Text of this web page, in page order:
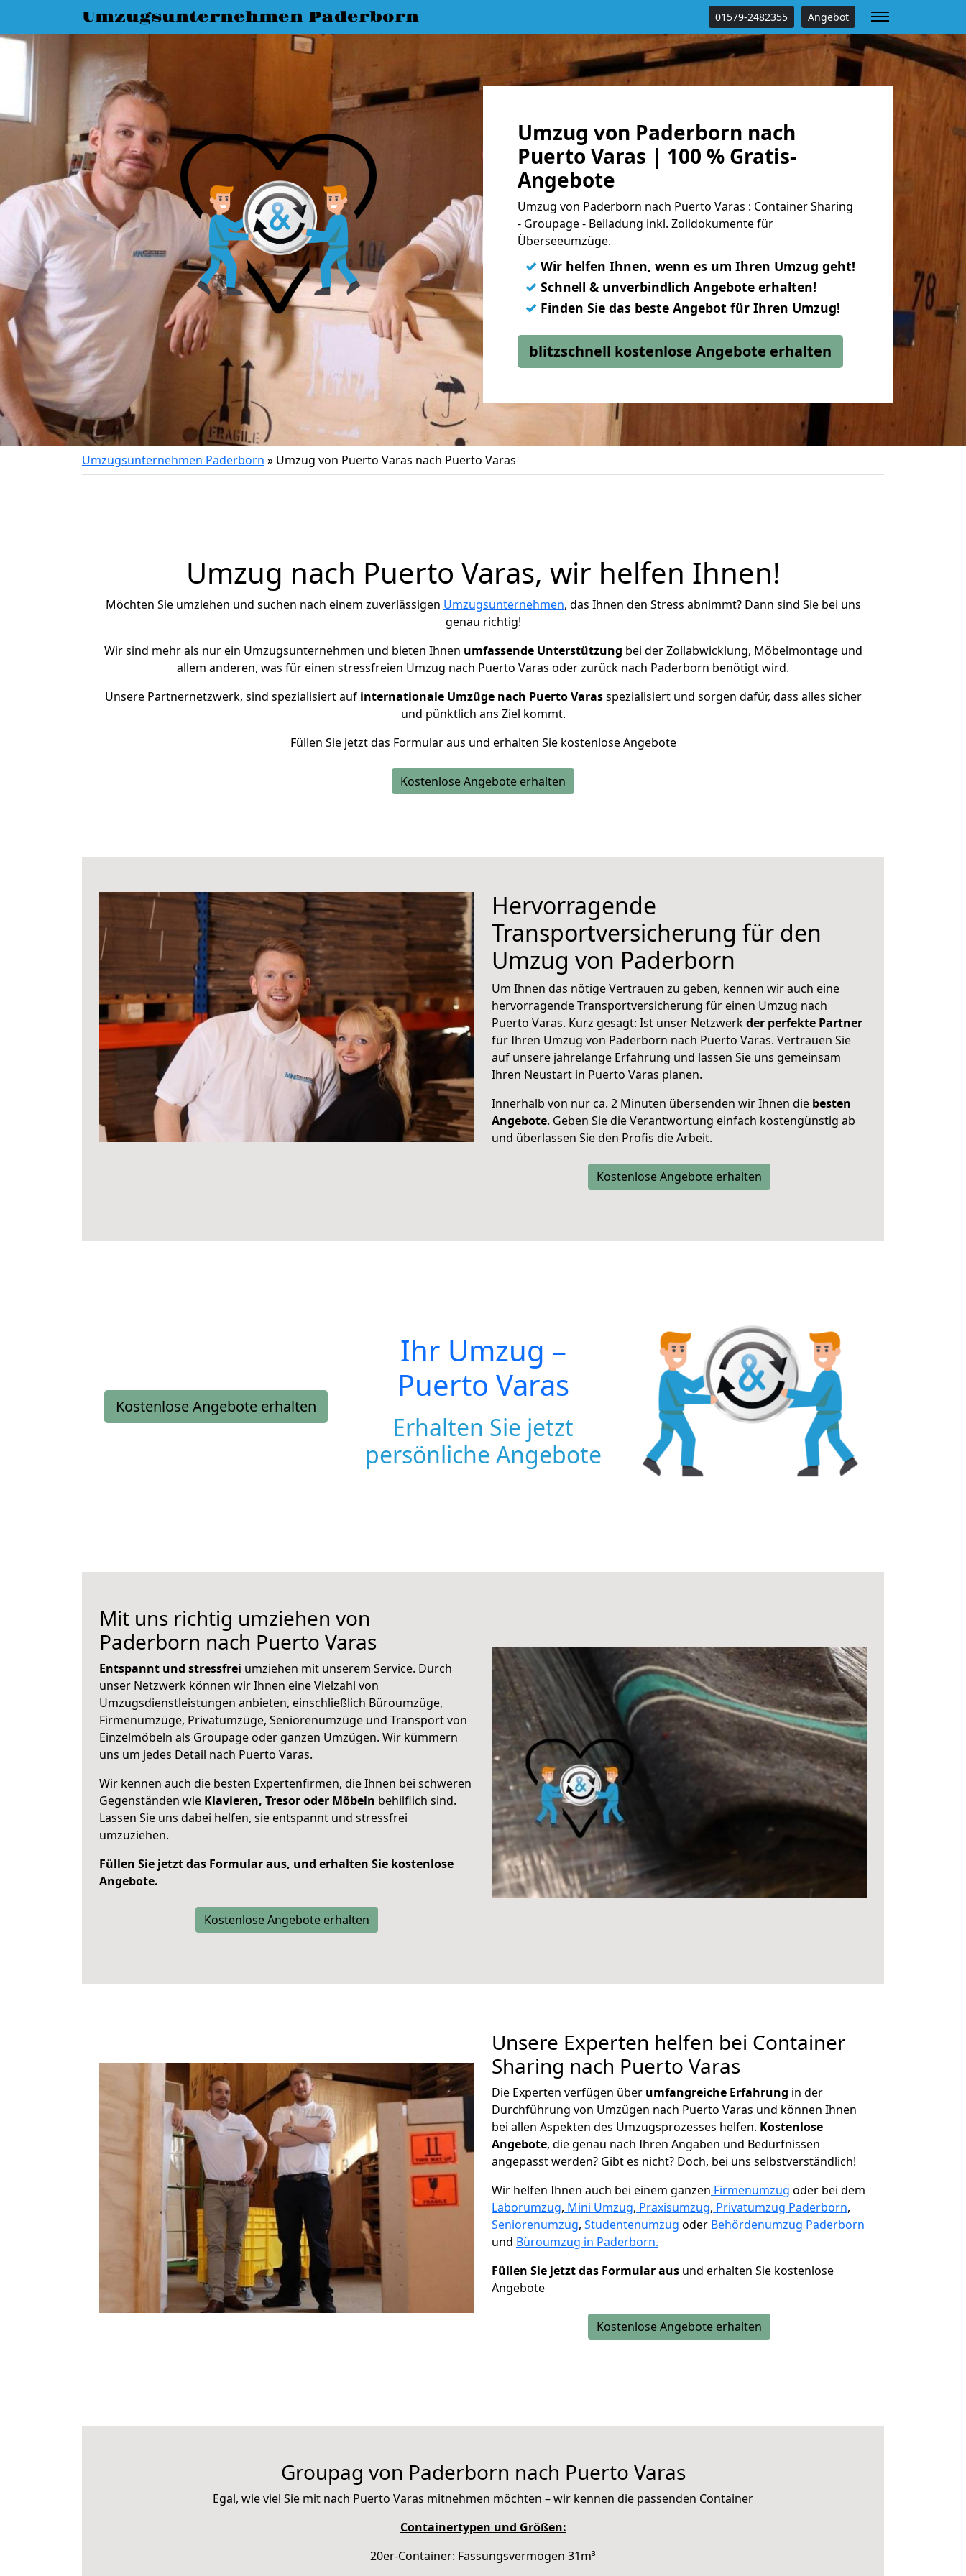
Umzugsunternehmen Paderborn 01579-2482355 Angebot
Umzug von Paderborn nach
Puerto Varas | 100 % Gratis-
Angebote
Umzug von Paderborn nach Puerto Varas : Container Sharing
- Groupage - Beiladung inkl. Zolldokumente für
Überseeumzüge.
✓ Wir helfen Ihnen, wenn es um Ihren Umzug geht!
✓ Schnell & unverbindlich Angebote erhalten!
✓ Finden Sie das beste Angebot für Ihren Umzug!
blitzschnell kostenlose Angebote erhalten
Umzugsunternehmen Paderborn » Umzug von Puerto Varas nach Puerto Varas
Umzug nach Puerto Varas, wir helfen Ihnen!
Möchten Sie umziehen und suchen nach einem zuverlässigen Umzugsunternehmen, das Ihnen den Stress abnimmt? Dann sind Sie bei uns
genau richtig!
Wir sind mehr als nur ein Umzugsunternehmen und bieten Ihnen umfassende Unterstützung bei der Zollabwicklung, Möbelmontage und
allem anderen, was für einen stressfreien Umzug nach Puerto Varas oder zurück nach Paderborn benötigt wird.
Unsere Partnernetzwerk, sind spezialisiert auf internationale Umzüge nach Puerto Varasspezialisiert und sorgen dafür, dass alles sicher
und pünktlich ans Ziel kommt.
Füllen Sie jetzt das Formular aus und erhalten Sie kostenlose Angebote
Kostenlose Angebote erhalten
Hervorragende
Transportversicherung für den
Umzug von Paderborn
Um Ihnen das nötige Vertrauen zu geben, kennen wir auch eine
hervorragende Transportversicherung für einen Umzug nach
Puerto Varas. Kurz gesagt: Ist unser Netzwerkder perfekte Partner
für Ihren Umzug von Paderborn nach Puerto Varas. Vertrauen Sie
auf unsere jahrelange Erfahrung und lassen Sie uns gemeinsam
Ihren Neustart in Puerto Varas planen.
Innerhalb von nur ca. 2 Minuten übersenden wir Ihnen die besten
Angebote. Geben Sie die Verantwortung einfach kostengünstig ab
und überlassen Sie den Profis die Arbeit.
Kostenlose Angebote erhalten
Kostenlose Angebote erhalten
Ihr Umzug –
Puerto Varas
Erhalten Sie jetzt
persönliche Angebote
Mit uns richtig umziehen von
Paderborn nach Puerto Varas
Entspannt und stressfrei umziehen mit unserem Service. Durch
unser Netzwerk können wir Ihnen eine Vielzahl von
Umzugsdienstleistungen anbieten, einschließlich Büroumzüge,
Firmenumzüge, Privatumzüge, Seniorenumzüge und Transport von
Einzelmöbeln als Groupage oder ganzen Umzügen. Wir kümmern
uns um jedes Detail nach Puerto Varas.
Wir kennen auch die besten Expertenfirmen, die Ihnen bei schweren
Gegenständen wie Klavieren, Tresor oder Möbeln behilflich sind.
Lassen Sie uns dabei helfen, sie entspannt und stressfrei
umzuziehen.
Füllen Sie jetzt das Formular aus, und erhalten Sie kostenlose
Angebote.
Kostenlose Angebote erhalten
Unsere Experten helfen bei Container
Sharing nach Puerto Varas
Die Experten verfügen über umfangreiche Erfahrung in der
Durchführung von Umzügen nach Puerto Varas und können Ihnen
bei allen Aspekten des Umzugsprozesses helfen. Kostenlose
Angebote, die genau nach Ihren Angaben und Bedürfnissen
angepasst werden? Gibt es nicht? Doch, bei uns selbstverständlich!
Wir helfen Ihnen auch bei einem ganzen Firmenumzug oder bei dem
Laborumzug, Mini Umzug, Praxisumzug, Privatumzug Paderborn,
Seniorenumzug, Studentenumzug oder Behördenumzug Paderborn
und Büroumzug in Paderborn.
Füllen Sie jetzt das Formular aus und erhalten Sie kostenlose
Angebote
Kostenlose Angebote erhalten
Groupag von Paderborn nach Puerto Varas
Egal, wie viel Sie mit nach Puerto Varas mitnehmen möchten – wir kennen die passenden Container
Containertypen und Größen:
20er-Container: Fassungsvermögen 31m³